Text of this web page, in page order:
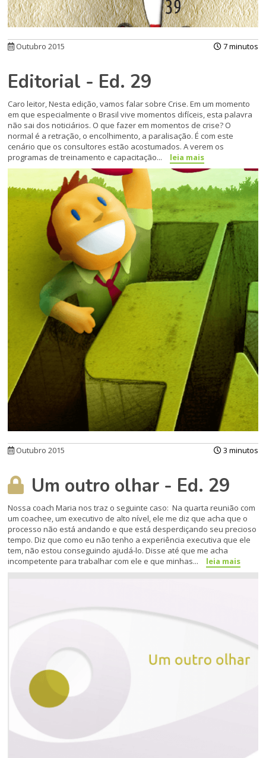
Outubro 2015 7 minutos
Editorial - Ed. 29
Caro leitor, Nesta edição, vamos falar sobre Crise. Em um momento
em que especialmente o Brasil vive momentos difíceis, esta palavra
não sai dos noticiários. O que fazer em momentos de crise? O
normal é a retração, o encolhimento, a paralisação. É com este
cenário que os consultores estão acostumados. A verem os
programas de treinamento e capacitação...
leia mais
Outubro 2015 3 minutos
Um outro olhar - Ed. 29
Nossa coach Maria nos traz o seguinte caso: Na quarta reunião com
um coachee, um executivo de alto nível, ele me diz que acha que o
processo não está andando e que está desperdiçando seu precioso
tempo. Diz que como eu não tenho a experiência executiva que ele
tem, não estou conseguindo ajudá-lo. Disse até que me acha
incompetente para trabalhar com ele e que minhas...
leia mais